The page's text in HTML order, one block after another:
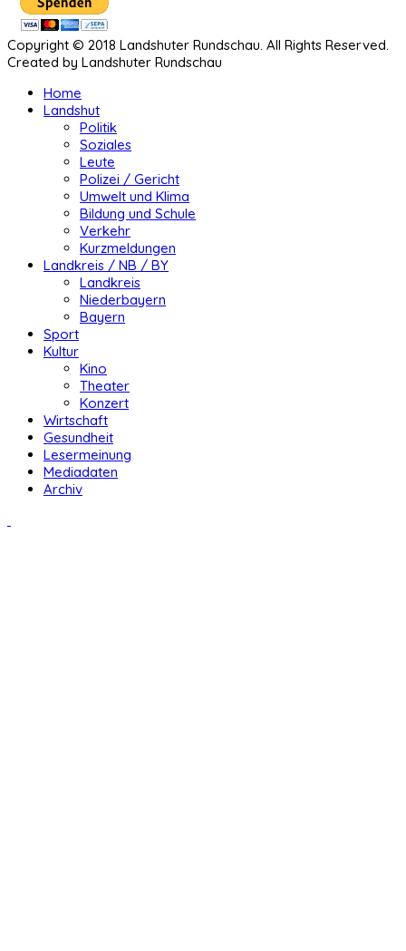
Copyright © 2018 Landshuter Rundschau. All Rights Reserved.
Created by Landshuter Rundschau
Home
Landshut
Politik
Soziales
Leute
Polizei / Gericht
Umwelt und Klima
Bildung und Schule
Verkehr
Kurzmeldungen
Landkreis / NB / BY
Landkreis
Niederbayern
Bayern
Sport
Kultur
Kino
Theater
Konzert
Wirtschaft
Gesundheit
Lesermeinung
Mediadaten
Archiv